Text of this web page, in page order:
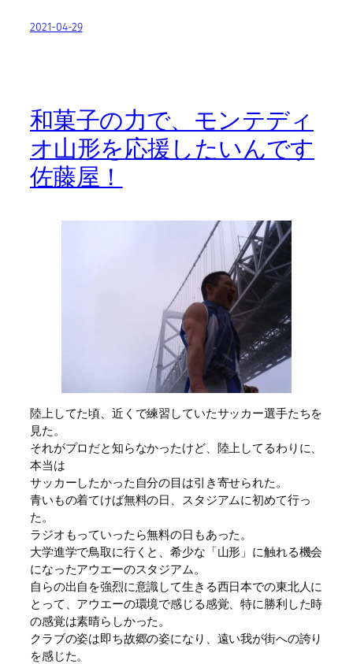
2021-04-29
和菓子の力で、モンテディ
オ山形を応援したいんです
佐藤屋！
陸上してた頃、近くで練習していたサッカー選手たちを
見た。
それがプロだと知らなかったけど、陸上してるわりに、
本当は
サッカーしたかった自分の目は引き寄せられた。
青いもの着てけば無料の日、スタジアムに初めて行っ
た。
ラジオもっていったら無料の日もあった。
大学進学で鳥取に行くと、希少な「山形」に触れる機会
になったアウエーのスタジアム。
自らの出自を強烈に意識して生きる西日本での東北人に
とって、アウエーの環境で感じる感覚、特に勝利した時
の感覚は素晴らしかった。
クラブの姿は即ち故郷の姿になり、遠い我が街への誇り
を感じた。